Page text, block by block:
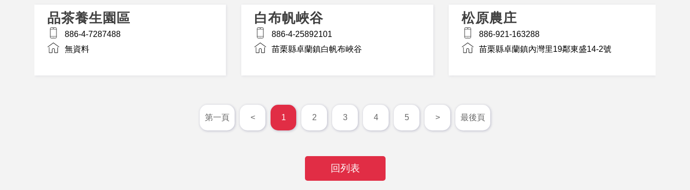
品茶養生園區
886-4-7287488
無資料
白布帆峽谷
886-4-25892101
苗栗縣卓蘭鎮白帆布峽谷
松原農庄
886-921-163288
苗栗縣卓蘭鎮內灣里19鄰東盛14-2號
第一頁 < 1 2 3 4 5 > 最後頁
回列表